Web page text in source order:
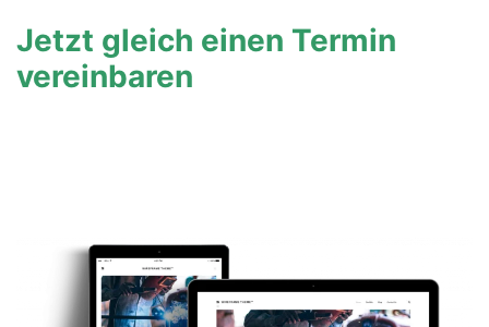
Jetzt gleich einen Termin
vereinbaren